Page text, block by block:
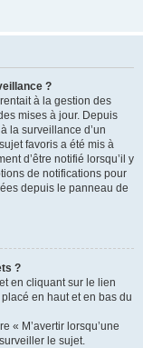
?
à la gestion des
mises à jour. Depuis
la surveillance d’un
favoris a été mis à
d’être notifié lorsqu’il y
de notifications pour
depuis le panneau de
?
en cliquant sur le lien
en haut et en bas du
« M’avertir lorsqu’une
le sujet.